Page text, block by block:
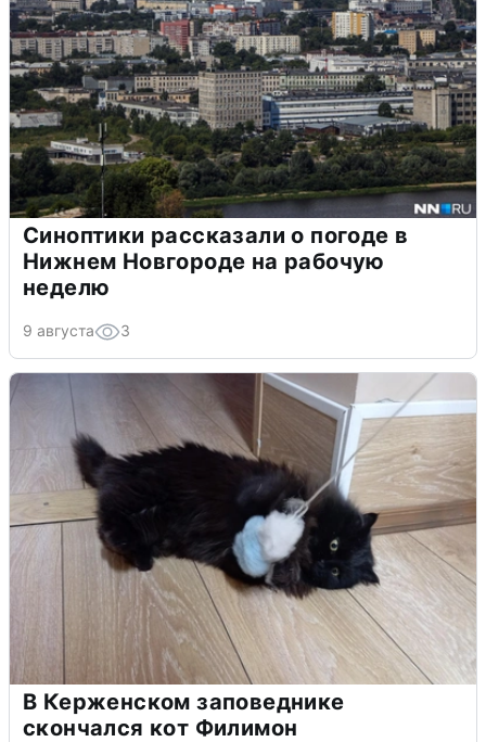
Синоптики рассказали о погоде в
Нижнем Новгороде на рабочую
неделю
9 августа 3
В Керженском заповеднике
скончался кот Филимон